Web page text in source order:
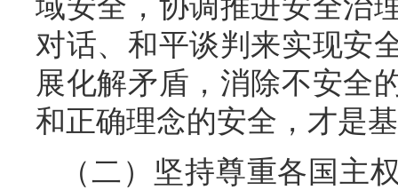
域安全，协调推进安全治
对话、和平谈判来实现安
展化解矛盾，消除不安全
和正确理念的安全，才是
（二）坚持尊重各国主